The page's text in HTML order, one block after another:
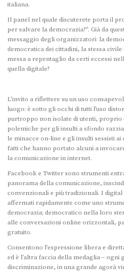
italiana.
Il panel nel quale discuterete porta il
per salvare la democrazia?”. Già da
messaggio degli organizzatori: la
democratica dei cittadini, la stessa
messa a repentaglio da certi eccessi
quella digitale?
L’invito a riflettere su un uso
luogo: è sotto gli occhi di tutti l’uso
purtroppo non isolate di utenti, proprio
polemiche per gli insulti a sfondo
le minacce on-line e gli insulti sessisti
fatti che hanno portato alcuni a
la comunicazione in internet.
Facebook e Twitter sono strumenti
panorama della comunicazione,
convenzionali e più tradizionali. I
affermati rapidamente come uno
democrazia; democratico nella loro
alle conversazioni online orizzontali,
gratuito.
Consentono l’espressione libera e
ed è l’altra faccia della medaglia –
discriminazione, in una grande agorà